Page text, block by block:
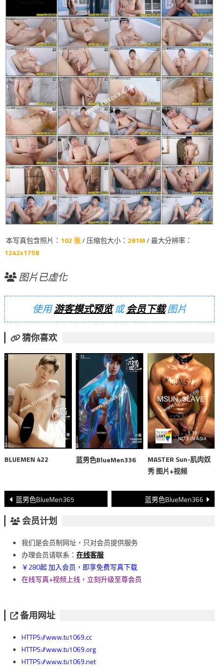
本写真包含照片： 102 张/ 压缩包大小： 281M/ 最大分辨率：
1242x1758
图片已虚化
使用游客模式预览或会员下载图片
猜你喜欢
BLUEMEN 422 蓝男色BlueMen336
MASTER Sun-肌肉奴
秀 图片+视频
文
章
導
覽
蓝男色BlueMen365 蓝男色BlueMen366
会员计划
我们是会员制网址，只对会员提供服务
办理会员请联系： 在线客服
￥280起 加入会员，即享免费写真下载
在线写真+视频上线，立刻升级至尊会员
备用网址
HTTPS://www.tu1069.cc
HTTPS://www.tu1069.org
HTTPS://www.tu1069.net